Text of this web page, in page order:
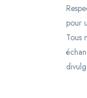
pour
Tous